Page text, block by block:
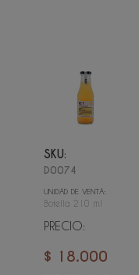
SKU:
D0074
UNIDAD DE VENTA:
Botella 210 ml
PRECIO:
$ 18.000